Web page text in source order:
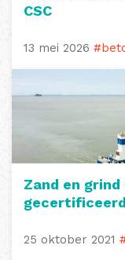
CSC
13 mei 2026
Zand en grind
gecertificeerd
25 oktober 2021